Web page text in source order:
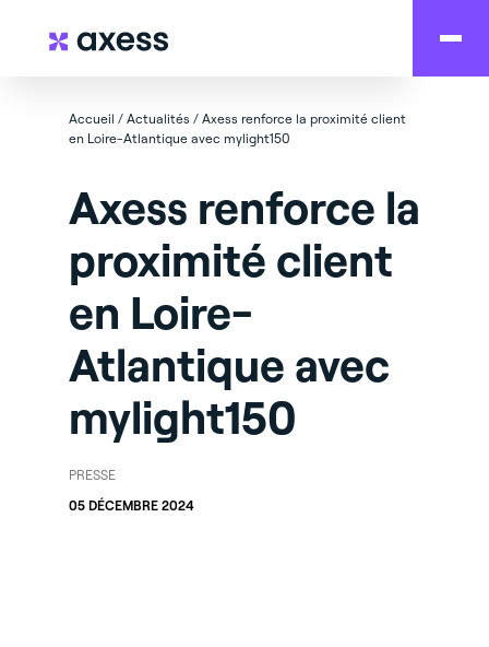
Accueil / Actualités / Axess renforce la proximité client
en Loire-Atlantique avec mylight150
Axess renforce la
proximité client
en Loire-
Atlantique avec
mylight150
PRESSE
05 DÉCEMBRE 2024